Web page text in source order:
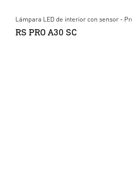
Lámpara LED de interior con sensor -
RS PRO A30 SC